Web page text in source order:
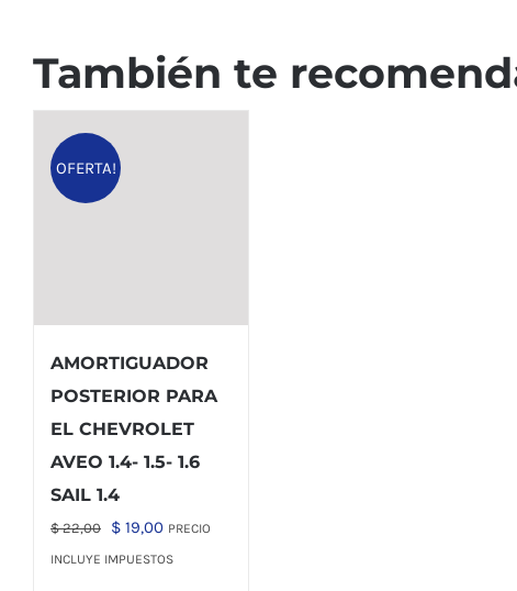
También te
OFERTA!
AMORTIGUADOR
POSTERIOR PARA
EL CHEVROLET
AVEO 1.4- 1.5- 1.6
SAIL 1.4
$22,00
El
precio
$ 19,00El
precio
PRECIO
INCLUYE IMPUESTOS